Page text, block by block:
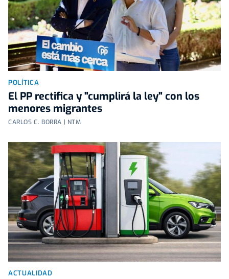
POLÍTICA
El PP rectifica y "cumplirá la ley" con los
menores migrantes
CARLOS C. BORRA | NTM
ACTUALIDAD